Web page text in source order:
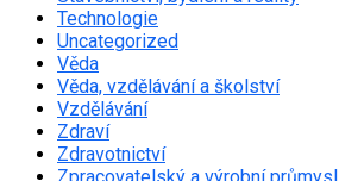
Technologie
Uncategorized
Věda
Věda, vzdělávání a školství
Vzdělávání
Zdraví
Zdravotnictví